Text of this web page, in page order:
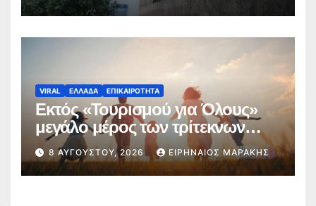
VIRAL ΕΛΛΑΔΑ ΕΠΙΚΑΙΡΟΤΗΤΑ
Εκτός «Τουρισμού για Όλους»
μεγάλο μέρος των τρίτεκνων
οικογενειών της Μαγνησίας
8 ΑΥΓΟΎΣΤΟΥ, 2026 ΕΙΡΗΝΑΊΟΣ ΜΑΡΆΚΗΣ